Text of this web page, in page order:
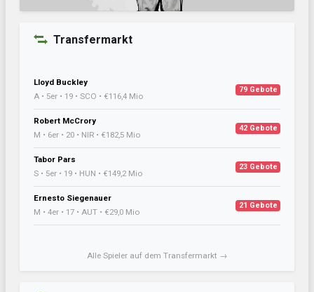
Transfermarkt
Lloyd Buckley
A • 5er • 19 • SCO • €116,4 Mio
79 Gebote
Robert McCrory
M • 6er • 20 • NIR • €182,5 Mio
42 Gebote
Tabor Pars
S • 5er • 19 • HUN • €149,2 Mio
23 Gebote
Ernesto Siegenauer
M • 4er • 17 • AUT • €29,0 Mio
21 Gebote
Alle Spieler auf dem Transfermarkt →